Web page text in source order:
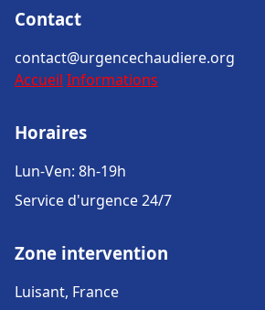
Contact
contact@urgencechaudiere.org
Accueil Informations
Horaires
Lun-Ven: 8h-19h
Service d'urgence 24/7
Zone intervention
Luisant, France